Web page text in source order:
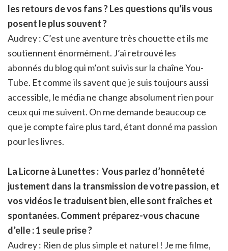
les retours de vos fans ? Les questions qu’ils vous
posent le plus souvent ?
Audrey : C’est une aventure très chouette et ils me
soutiennent énormément. J’ai retrouvé les
abonnés du blog qui m’ont suivis sur la chaîne You-
Tube. Et comme ils savent que je suis toujours aussi
accessible, le média ne change absolument rien pour
ceux qui me suivent. On me demande beaucoup ce
que je compte faire plus tard, étant donné ma passion
pour les livres.
La Licorne à Lunettes : Vous parlez d’honnêteté
justement dans la transmission de votre passion, et
vos vidéos le traduisent bien, elle sont fraîches et
spontanées. Comment préparez-vous chacune
d’elle : 1 seule prise ?
Audrey : Rien de plus simple et naturel ! Je me filme,